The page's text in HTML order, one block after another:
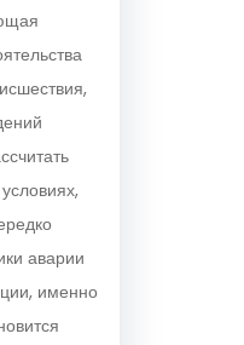
аварии
именно